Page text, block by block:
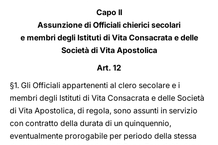
Capo II
Assunzione di Officiali chierici secolari
e membri degli Istituti di Vita Consacrata e delle
Società di Vita Apostolica
Art. 12
§1. Gli Officiali appartenenti al clero secolare e i
membri degli Istituti di Vita Consacrata e delle Società
di Vita Apostolica, di regola, sono assunti in servizio
con contratto della durata di un quinquennio,
eventualmente prorogabile per periodo della stessa